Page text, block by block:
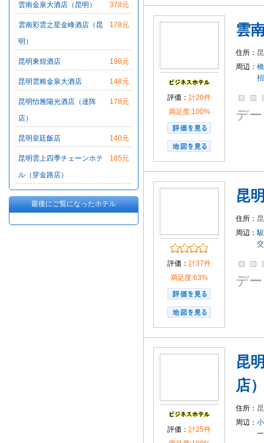
評価： 計20件
満足度:100%
雲
住所：
周辺：
デ
評価： 計37件
満足度:63%
昆
住所：
周辺：
デ
評価： 計25件
昆
店
住所：
周辺：
378元
雲南金泉大酒店（昆明）
178元
雲南彩雲之星金峰酒店（昆
明）
198元
昆明東煌酒店
148元
昆明雲粮金泉大酒店
178元
昆明怡雅陽光酒店（達阵
店）
140元
昆明皇廷飯店
185元
昆明雲上四季チェーンホテ
ル（穿金路店）
最後にご覧になったホテル